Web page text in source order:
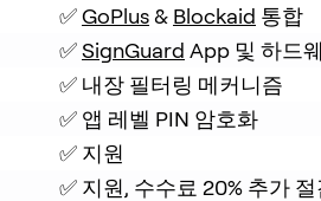
✅ GoPlus & Blockaid 통합
✅ SignGuard App 및 하드
✅ 내장 필터링 메커니즘
✅ 앱 레벨 PIN 암호화
✅ 지원
✅ 지원, 수수료 20% 추가